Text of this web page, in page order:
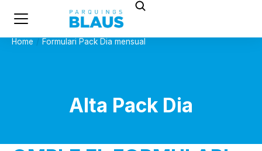
You are here:
Home Formulari Pack Dia mensual
Alta Pack Dia